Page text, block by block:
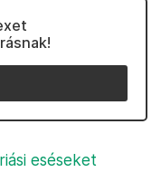
eséseket